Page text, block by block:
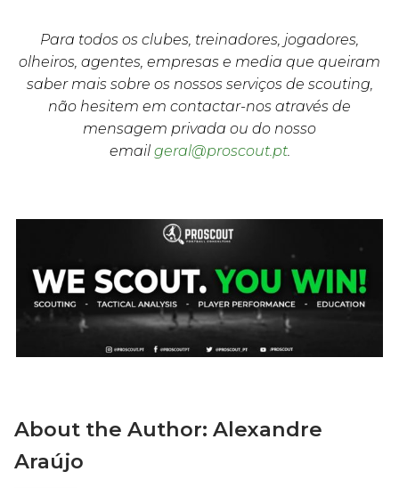
Para todos os clubes, treinadores, jogadores,
olheiros, agentes, empresas e media que queiram
saber mais sobre os nossos serviços de scouting,
não hesitem em contactar-nos através de
mensagem privada ou do nosso
email geral@proscout.pt.
About the Author: Alexandre
Araújo